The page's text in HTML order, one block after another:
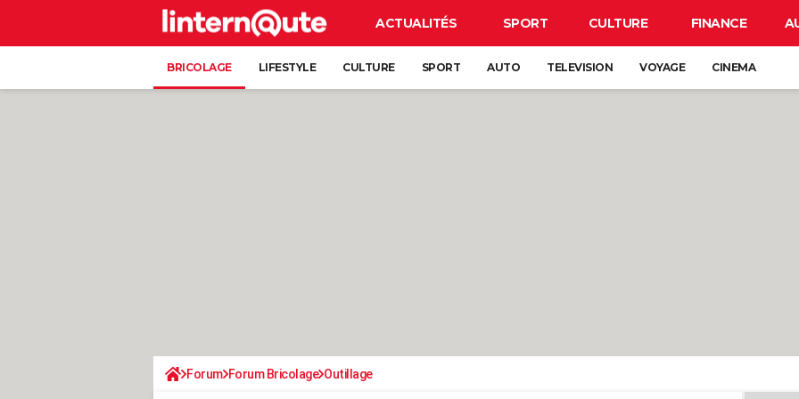
ACTUALITÉS SPORT CULTURE FINANCE
BRICOLAGE LIFESTYLE CULTURE SPORT AUTO TELEVISION VOYAGE CINEMA
Forum Forum Bricolage Outillage